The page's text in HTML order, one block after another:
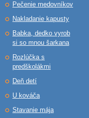
Pečenie medovníkov
Nakladanie kapusty
Babka, dedko vyrob
si so mnou šarkana
Rozlúčka s
predškolákmi
Deň detí
U kováča
Stavanie mája